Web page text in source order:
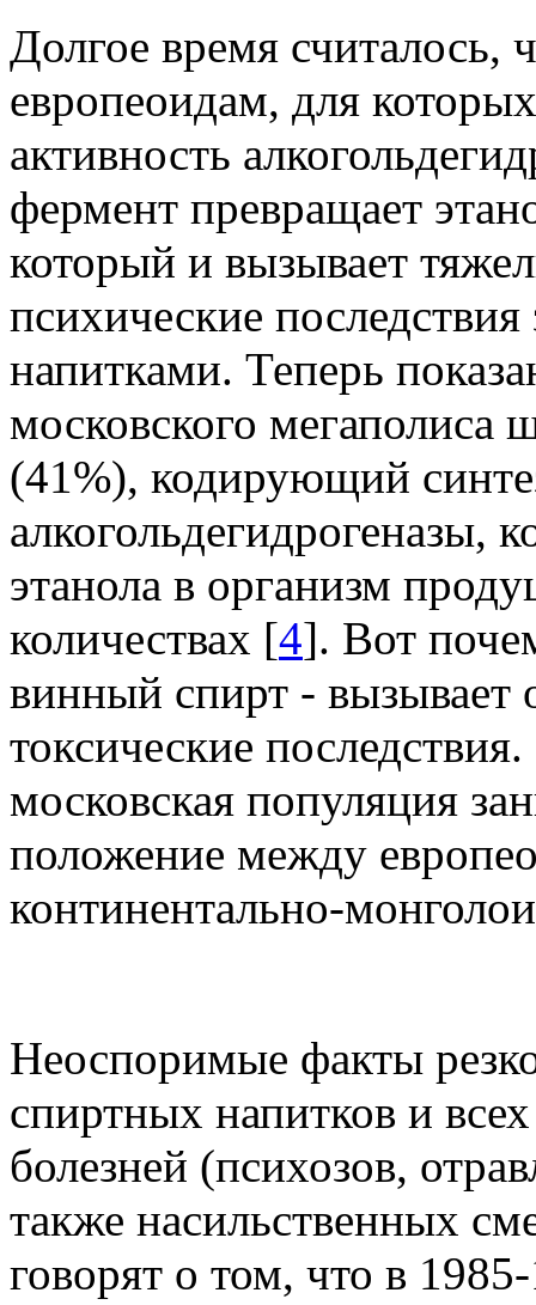
Долгое время считалось,
европеоидам, для
активность
фермент превращает
который и вызывает
психические
напитками. Теперь
московского мегаполиса
(41%), кодирующий
алкогольдегидрогеназы,
этанола в организм
количествах [4]. Вот
винный спирт - вызывает
токсические
московская популяция
положение между
континентально-
Неоспоримые факты
спиртных напитков и
болезней (психозов,
также насильственных
говорят о том, что в